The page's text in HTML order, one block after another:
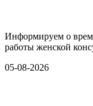
Информируем о
работы женской
05-08-2026